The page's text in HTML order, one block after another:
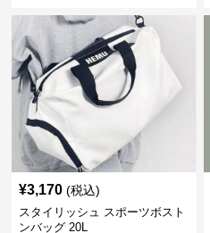
¥3,170 (税込)
スタイリッシュ スポーツボスト
ンバッグ 20L